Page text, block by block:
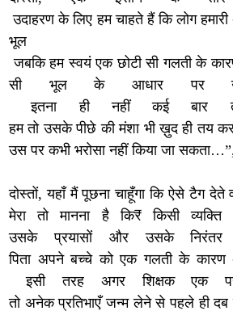
उदाहरण के लिए हम चाहते हैं कि लोग
भूल
जबकि हम स्वयं एक छोटी सी गलती के
सी भूल के आधार पर
इतना ही नहीं कई बार
हम तो उसके पीछे की मंशा भी ख़ुद ही तय
उस पर कभी भरोसा नहीं किया जा
दोस्तों, यहाँ मैं पूछना चाहूँगा कि ऐसे टैग देते
मेरा तो मानना है कि₹ किसी
उसके प्रयासों और उसके निरंतर
पिता अपने बच्चे को एक गलती के
इसी तरह अगर शिक्षक एक
तो अनेक प्रतिभाएँ जन्म लेने से पहले ही